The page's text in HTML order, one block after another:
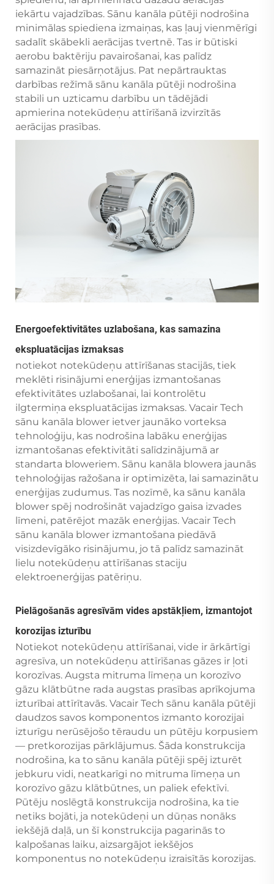
iekārtu vajadzības. Sānu kanāla pūtēji nodrošina
minimālas spiediena izmaiņas, kas ļauj vienmērīgi
sadalīt skābekli aerācijas tvertnē. Tas ir būtiski
aerobu baktēriju pavairošanai, kas palīdz
samazināt piesārņotājus. Pat nepārtrauktas
darbības režīmā sānu kanāla pūtēji nodrošina
stabili un uzticamu darbību un tādējādi
apmierina notekūdeņu attīrīšanā izvirzītās
aerācijas prasības.
Energoefektivitātes uzlabošana, kas samazina
ekspluatācijas izmaksas
notiekot notekūdeņu attīrīšanas stacijās, tiek
meklēti risinājumi enerģijas izmantošanas
efektivitātes uzlabošanai, lai kontrolētu
ilgtermiņa ekspluatācijas izmaksas. Vacair Tech
sānu kanāla blower ietver jaunāko vorteksa
tehnoloģiju, kas nodrošina labāku enerģijas
izmantošanas efektivitāti salīdzinājumā ar
standarta bloweriem. Sānu kanāla blowera jaunās
tehnoloģijas ražošana ir optimizēta, lai samazinātu
enerģijas zudumus. Tas nozīmē, ka sānu kanāla
blower spēj nodrošināt vajadzīgo gaisa izvades
līmeni, patērējot mazāk enerģijas. Vacair Tech
sānu kanāla blower izmantošana piedāvā
visizdevīgāko risinājumu, jo tā palīdz samazināt
lielu notekūdeņu attīrīšanas staciju
elektroenerģijas patēriņu.
Pielāgošanās agresīvām vides apstākļiem, izmantojot
korozijas izturību
Notiekot notekūdeņu attīrīšanai, vide ir ārkārtīgi
agresīva, un notekūdeņu attīrīšanas gāzes ir ļoti
korozīvas. Augsta mitruma līmeņa un korozīvo
gāzu klātbūtne rada augstas prasības aprīkojuma
izturībai attīrītavās. Vacair Tech sānu kanāla pūtēji
daudzos savos komponentos izmanto korozijai
izturīgu nerūsējošo tēraudu un pūtēju korpusiem
— pretkorozijas pārklājumus. Šāda konstrukcija
nodrošina, ka to sānu kanāla pūtēji spēj izturēt
jebkuru vidi, neatkarīgi no mitruma līmeņa un
korozīvo gāzu klātbūtnes, un paliek efektīvi.
Pūtēju noslēgtā konstrukcija nodrošina, ka tie
netiks bojāti, ja notekūdeņi un dūņas nonāks
iekšējā daļā, un šī konstrukcija pagarinās to
kalpošanas laiku, aizsargājot iekšējos
komponentus no notekūdeņu izraisītās korozijas.